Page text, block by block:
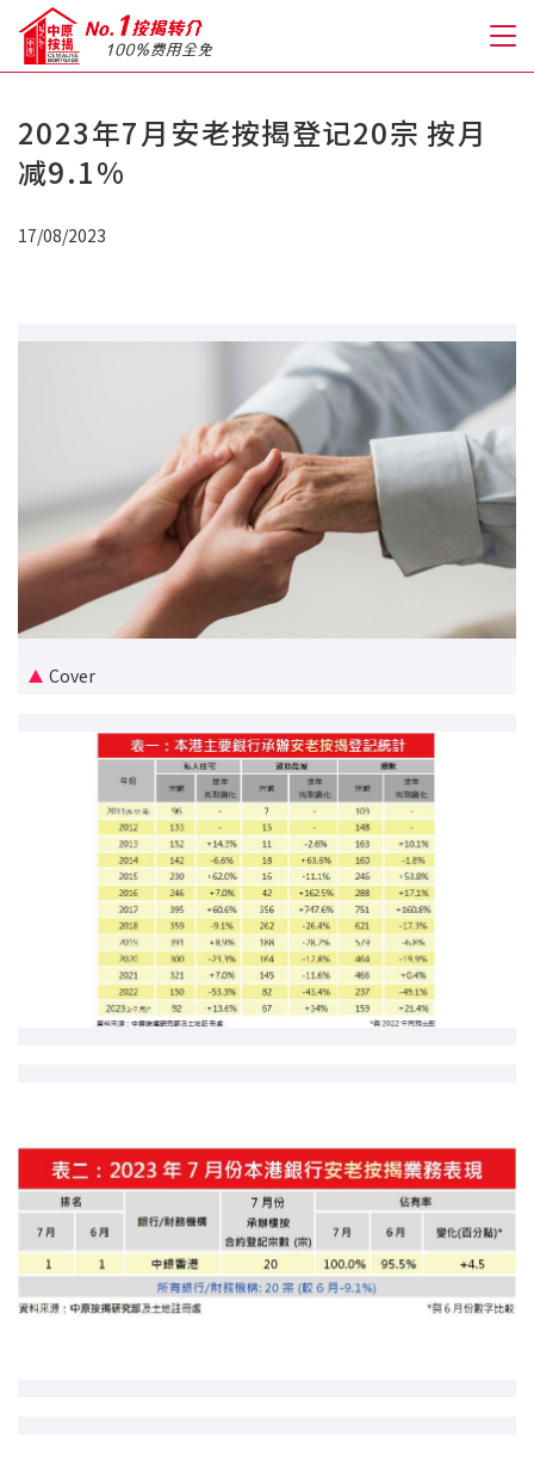
关于我们
优惠礼遇
新盘优越按揭优惠
中原按揭标签优惠
推荐齐齐友赏
转按计算
置业预算
供款年期计算
免费物业估价
下载中心
按揭全面睇
2023年7月安老按揭登记20宗 按月
减9.1%
17/08/2023
Cover